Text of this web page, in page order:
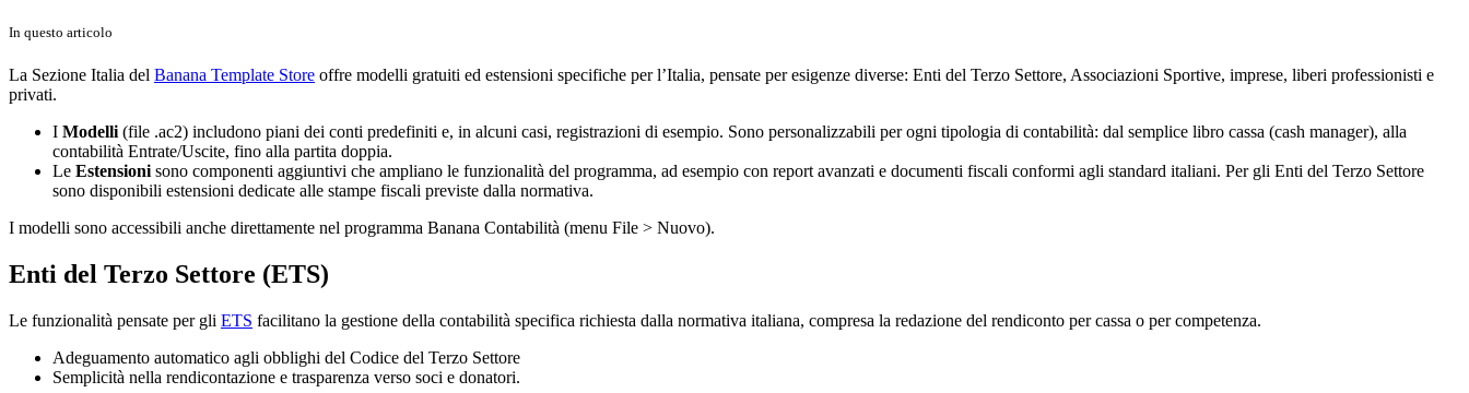
In questo articolo
La Sezione Italia del Banana Template Store offre modelli gratuiti ed estensioni specifiche per l’Italia, pensate per esigenze diverse: Enti del Terzo Settore, Associazioni Sportive, imprese, liberi professionisti e
privati.
I Modelli (file .ac2) includono piani dei conti predefiniti e, in alcuni casi, registrazioni di esempio. Sono personalizzabili per ogni tipologia di contabilità: dal semplice libro cassa (cash manager), alla
contabilità Entrate/Uscite, fino alla partita doppia.
Le Estensioni sono componenti aggiuntivi che ampliano le funzionalità del programma, ad esempio con report avanzati e documenti fiscali conformi agli standard italiani. Per gli Enti del Terzo Settore
sono disponibili estensioni dedicate alle stampe fiscali previste dalla normativa.
I modelli sono accessibili anche direttamente nel programma Banana Contabilità (menu File > Nuovo).
Enti del Terzo Settore (ETS)
Le funzionalità pensate per gli ETS facilitano la gestione della contabilità specifica richiesta dalla normativa italiana, compresa la redazione del rendiconto per cassa o per competenza.
Adeguamento automatico agli obblighi del Codice del Terzo Settore
Semplicità nella rendicontazione e trasparenza verso soci e donatori.